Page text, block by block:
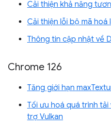
Cải thiện khả năng
Cải thiện lỗi bộ mã hoá
Thông tin cập nhật về
Chrome 126
Tăng giới hạn
Tối ưu hoá quá trình
trợ Vulkan